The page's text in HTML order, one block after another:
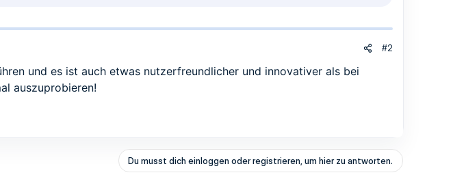
#2
und es ist auch etwas nutzerfreundlicher und innovativer als bei
auszuprobieren!
Du musst dich einloggen oder registrieren, um hier zu antworten.